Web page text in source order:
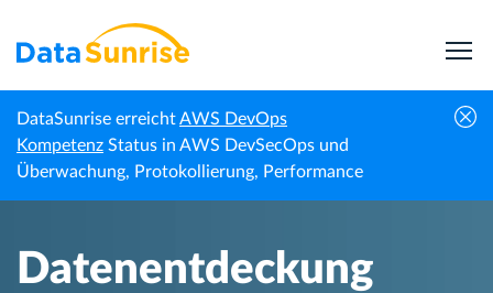
DataSunrise erreichtAWS DevOps
Kompetenz Status in AWS DevSecOps und
Überwachung, Protokollierung, Performance
Startseite Wissenszentrum Datenentdeckung
Datenentdeckung